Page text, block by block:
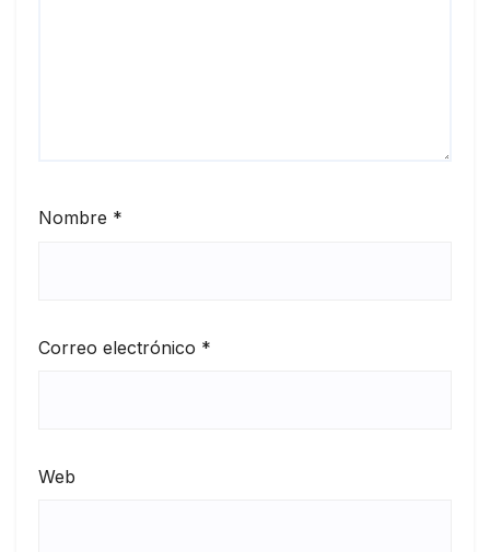
Nombre *
Correo electrónico *
Web